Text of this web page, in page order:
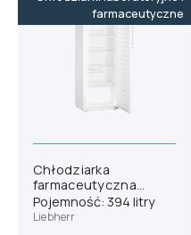
farmaceutyczne
Chłodziarka
farmaceutyczna
Liebherr HMFvh 4001
Pojemność: 394 litry
Liebherr